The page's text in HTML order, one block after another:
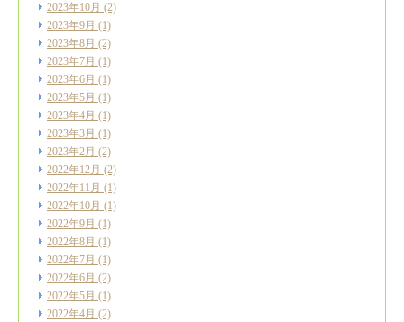
2023年10月 (2)
2023年9月 (1)
2023年8月 (2)
2023年7月 (1)
2023年6月 (1)
2023年5月 (1)
2023年4月 (1)
2023年3月 (1)
2023年2月 (2)
2022年12月 (2)
2022年11月 (1)
2022年10月 (1)
2022年9月 (1)
2022年8月 (1)
2022年7月 (1)
2022年6月 (2)
2022年5月 (1)
2022年4月 (2)